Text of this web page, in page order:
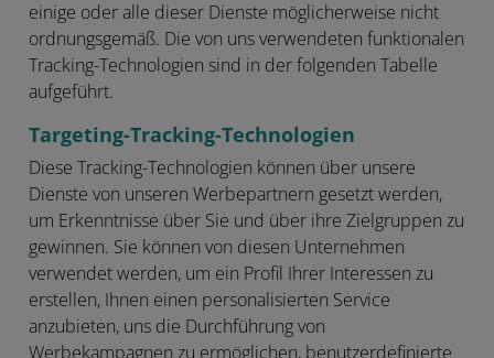
einige oder alle dieser Dienste möglicherweise nicht
ordnungsgemäß. Die von uns verwendeten funktionalen
Tracking-Technologien sind in der folgenden Tabelle
aufgeführt.
Targeting-Tracking-Technologien
Diese Tracking-Technologien können über unsere
Dienste von unseren Werbepartnern gesetzt werden,
um Erkenntnisse über Sie und über ihre Zielgruppen zu
gewinnen. Sie können von diesen Unternehmen
verwendet werden, um ein Profil Ihrer Interessen zu
erstellen, Ihnen einen personalisierten Service
anzubieten, uns die Durchführung von
Werbekampagnen zu ermöglichen, benutzerdefinierte